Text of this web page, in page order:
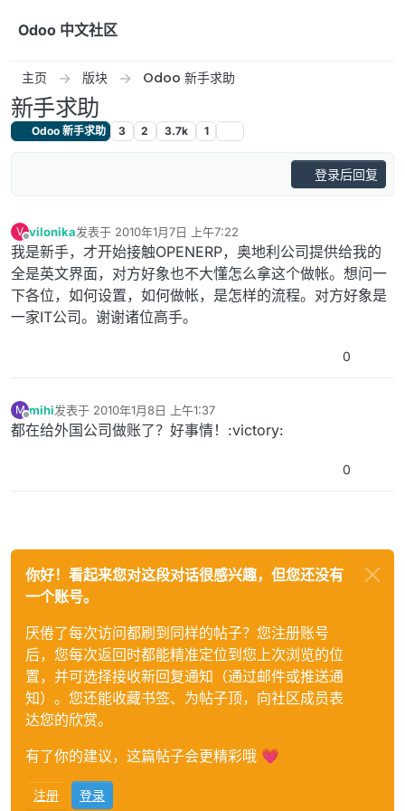
Odoo 中文社区
主页 版块 Odoo 新手求助
新手求助
Odoo 新手求助 3 2 3.7k 1
登录后回复
V
离线
vilonika发表于 2010年1月7日 上午7:22
最后由 编辑
我是新手，才开始接触OPENERP，奥地利公司提供给我的
全是英文界面，对方好象也不大懂怎么拿这个做帐。想问一
下各位，如何设置，如何做帐，是怎样的流程。对方好象是
一家IT公司。谢谢诸位高手。
0
M
离线
mihi发表于 2010年1月8日 上午1:37
最后由 编辑
都在给外国公司做账了？好事情！:victory:
0
你好！看起来您对这段对话很感兴趣，但您还没有
一个账号。
厌倦了每次访问都刷到同样的帖子？您注册账号
后，您每次返回时都能精准定位到您上次浏览的位
置，并可选择接收新回复通知（通过邮件或推送通
知）。您还能收藏书签、为帖子顶，向社区成员表
达您的欣赏。
有了你的建议，这篇帖子会更精彩哦 💗
注册 登录